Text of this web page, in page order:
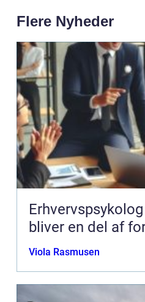
Flere Nyheder
Erhvervspsykolog når følelser
bliver en del af
Viola Rasmusen